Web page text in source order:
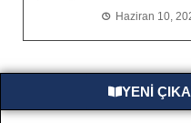
Haziran 10,
YENİ